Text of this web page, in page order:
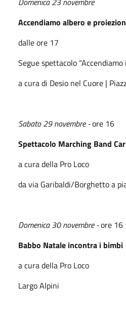
Accendiamo albero e
dalle ore 17
Segue spettacolo
a cura di Desio nel Cuore |
Sabato 29 novembre -ore 16
Spettacolo Marching Band
a cura della Pro Loco
da via Garibaldi/Borghetto a
Domenica 30 novembre -ore 16
Babbo Natale incontra i bimbi
a cura della Pro Loco
Largo Alpini